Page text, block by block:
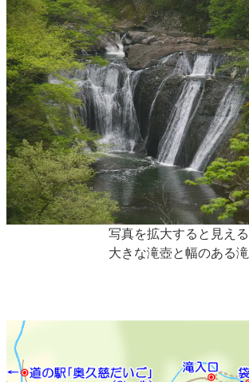
写真を拡大すると見える
大きな滝壺と幅のある滝